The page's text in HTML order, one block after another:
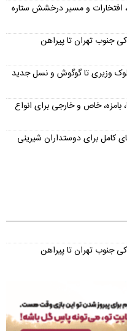
افتخارات و مسیر درخشش ستاره
جنوب تهران تا پیراهن
وزیری تا گوگوش و نسل جدید
| بیش از ۳۰۰ اسم زیبا، بامزه، خاص و خارجی برای انواع
کامل برای دوستداران شیرینی
جنوب تهران تا پیراهن